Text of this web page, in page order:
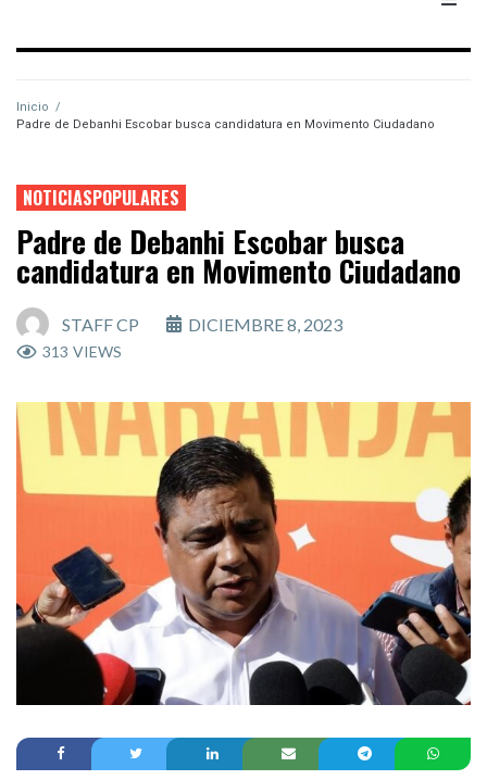
Inicio /
Padre de Debanhi Escobar busca candidatura en Movimento Ciudadano
NOTICIASPOPULARES
Padre de Debanhi Escobar busca
candidatura en Movimento Ciudadano
STAFF CP DICIEMBRE 8, 2023
313 VIEWS